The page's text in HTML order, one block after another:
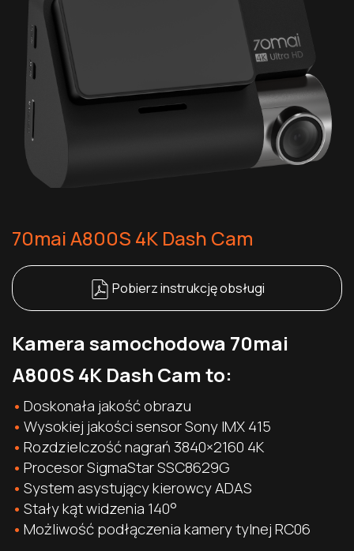
70mai A800S 4K Dash Cam
Pobierz instrukcję obsługi
Kamera samochodowa 70mai
A800S 4K Dash Cam to:
Doskonała jakość obrazu
Wysokiej jakości sensor Sony IMX 415
Rozdzielczość nagrań 3840×2160 4K
Procesor SigmaStar SSC8629G
System asystujący kierowcy ADAS
Stały kąt widzenia 140°
Możliwość podłączenia kamery tylnej RC06